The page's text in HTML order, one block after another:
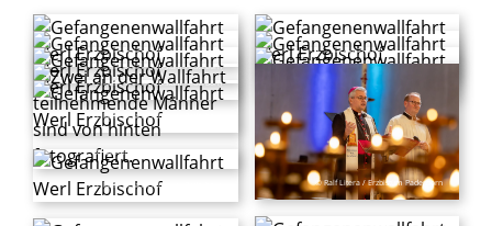
© Ralf Litera / Erzbistum Paderborn
© Ralf Litera / Erzbistum Paderborn
© Ralf Litera / Erzbistum Paderborn
© Ralf Litera / Erzbistum Paderborn
© Ralf Litera / Erzbistum Paderborn
© Ralf Litera / Erzbistum Paderborn
© Ralf Litera / Erzbistum Paderborn
© Ralf Litera / Erzbistum Paderborn
© Ralf Litera / Erzbistum Paderborn
© Ralf Litera / Erzbistum Paderborn